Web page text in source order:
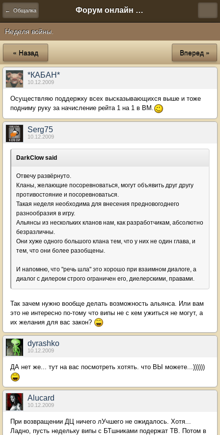
← Общалка Форум онлайн игры "Новая Эра" (Нюра Биз)
Неделя войны.
« Назад Вперед »
*КАБАН*
10.12.2009
Осуществляю поддержку всех высказывающихся выше и тоже
подниму руку за начисление рейта 1 на 1 в ВМ.
Serg75
10.12.2009
DarkClow said
Отвечу развёрнуто.
Кланы, желающие посоревноваться, могут объявить друг другу
противостояние и посоревноваться.
Такая неделя необходима для внесения предновогоднего
разнообразия в игру.
Альянсы из нескольких кланов нам, как разработчикам, абсолютно
безразличны.
Они хуже одного большого клана тем, что у них не один глава, и
тем, что они более разобщены.
И напомню, что "речь шла" это хорошо при взаимном диалоге, а
диалог с дилером строго ограничен его, диелерскими, правами.
Так зачем нужно вообще делать возможность альянса. Или вам
это не интересно по-тому что випы не с кем ужиться не могут, а
их желания для вас закон?
dyrashko
10.12.2009
ДА нет же... тут на вас посмотреть хотять. что ВЫ можете...))))))
Alucard
10.12.2009
При возвращении ДЦ ничего лУчшего не ожидалось. Хотя...
Ладно, пусть недельку випы с БТшниками подержат ТВ. Потом в